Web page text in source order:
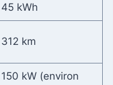
45 kWh
312 km
150 kW (environ